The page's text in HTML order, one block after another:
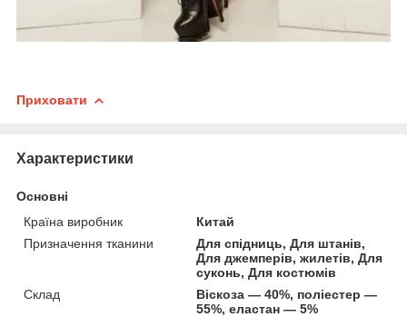
Приховати
Характеристики
Основні
Країна виробник
Китай
Призначення тканини
Для спідниць, Для штанів,
Для джемперів, жилетів, Для
суконь, Для костюмів
Склад
Віскоза — 40%, поліестер —
55%, еластан — 5%